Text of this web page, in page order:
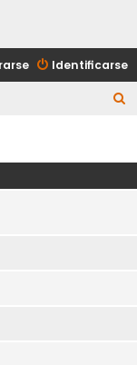
Identificarse
a